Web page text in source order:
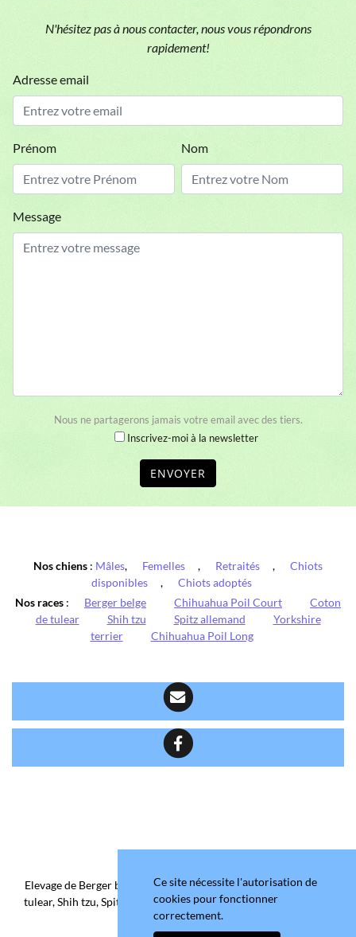
N'hésitez pas à nous contacter, nous vous répondrons
rapidement!
Adresse email
Prénom Nom
Message
Nous ne partagerons jamais votre email avec des tiers.
Inscrivez-moi à la newsletter
ENVOYER
Nos chiens : Mâles, Femelles , Retraités ,
Chiots
disponibles
,
Chiots adoptés
Nos races : Berger belge Chihuahua Poil Court
Coton
de tulear
Shih tzu Spitz allemand
Yorkshire
terrier
Chihuahua Poil Long
Elevage de Berger belge, Chihuahua Poil Court/Long, Coton de
tulear, Shih tzu, Spitz allemand et Yorkshire terrier depuis 2006
situé en Maine-et-Loire
Ce site nécessite l'autorisation de
cookies pour fonctionner
correctement.